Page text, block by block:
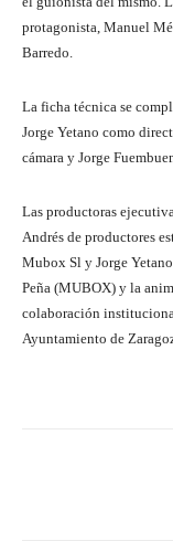
protagonista, Manuel
Barredo.
La ficha técnica se
Jorge Yetano como
cámara y Jorge
Las productoras
Andrés de productores
Mubox Sl y Jorge
Peña (MUBOX) y la
colaboración
Ayuntamiento de